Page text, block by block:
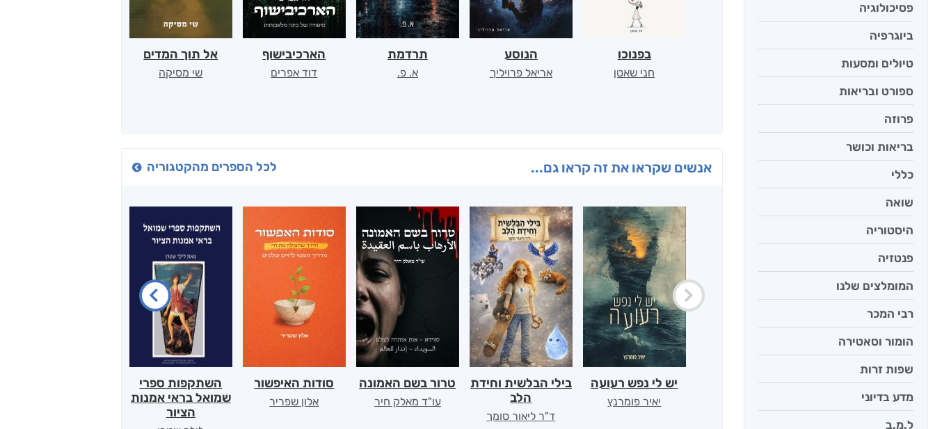
פסיכולוגיה
ביוגרפיה
טיולים ומסעות
ספורט ובריאות
פרוזה
בריאות וכושר
כללי
שואה
היסטוריה
פנטזיה
המומלצים שלנו
רבי המכר
הומור וסאטירה
שפות זרות
מדע בדיוני
ל.מ.ב
בפנוכו
חני שאטן
הנוסע
אריאל פרויליך
תרדמת
א. פ.
הארכיבישוף
דוד אפרים
אל תוך המדים
שי מסיקה
אנשים שקראו את זה קראו גם... לכל הספרים מהקטגוריה
יש לי נפש רעועה
יאיר פומרנץ
בילי הבלשית וחידת
הלב
ד"ר ליאור סומך
טרור בשם האמונה
עו"ד מאלק חיר
סודות האיפשור
אלון שפריר
השתקפות ספרי
שמואל בראי אמנות
הציור